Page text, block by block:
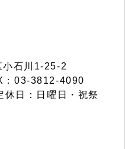
石川1-25-2
03-3812-4090
日：日曜日・祝祭